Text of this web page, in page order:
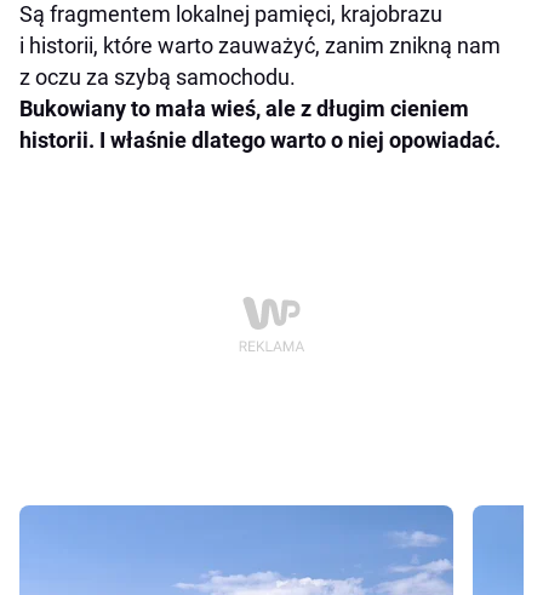
Są fragmentem lokalnej pamięci, krajobrazu
i historii, które warto zauważyć, zanim znikną nam
z oczu za szybą samochodu.
Bukowiany to mała wieś, ale z długim cieniem
historii. I właśnie dlatego warto o niej opowiadać.